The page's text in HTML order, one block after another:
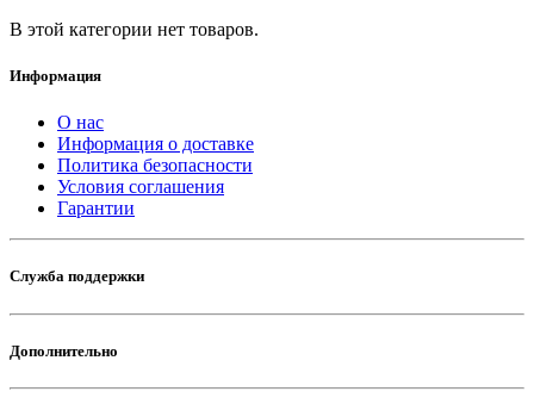
В этой категории нет товаров.
Информация
О нас
Информация о доставке
Политика безопасности
Условия соглашения
Гарантии
Служба поддержки
Дополнительно